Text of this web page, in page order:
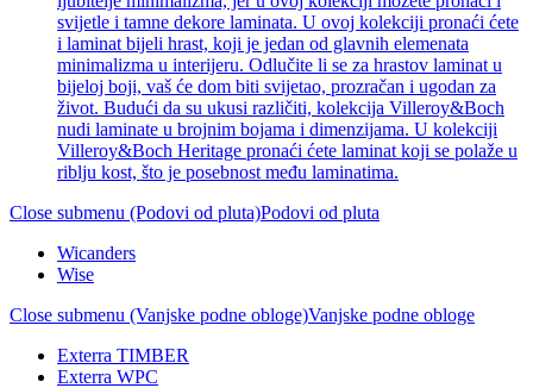
svijetle i tamne dekore laminata. U ovoj kolekciji pronaći ćete
i laminat bijeli hrast, koji je jedan od glavnih elemenata
minimalizma u interijeru. Odlučite li se za hrastov laminat u
bijeloj boji, vaš će dom biti svijetao, prozračan i ugodan za
život. Budući da su ukusi različiti, kolekcija Villeroy&Boch
nudi laminate u brojnim bojama i dimenzijama. U kolekciji
Villeroy&Boch Heritage pronaći ćete laminat koji se polaže u
riblju kost, što je posebnost među laminatima.
Close submenu (Podovi od pluta)Podovi od pluta
Wicanders
Wise
Close submenu (Vanjske podne obloge)Vanjske podne obloge
Exterra TIMBER
Exterra WPC